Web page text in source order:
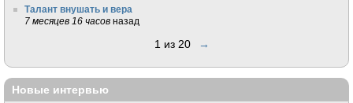
Талант внушать и вера
7 месяцев 16 часов назад
1 из 20 →
Новые интервью